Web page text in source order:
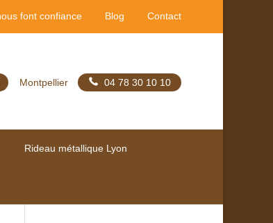
font confiance Blog Contact
Montpellier 04 78 30 10 10
Rideau métallique Lyon